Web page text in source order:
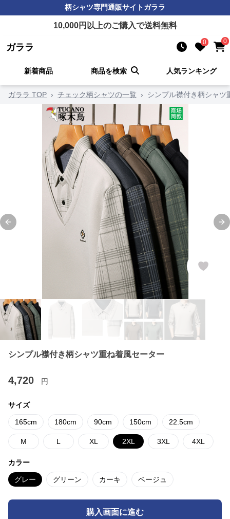
柄シャツ専門通販サイトガララ
10,000円以上のご購入で送料無料
ガララ 0 0
新着商品 商品を検索 人気ランキング
ガララ TOP › チェック柄シャツの一覧 › シンプル襟付き柄シャツ
Previous slide
シンプル襟付き柄シャツ重ね着風セーター
4,720 円
サイズ
165cm 180cm 90cm 150cm 22.5cm
M L XL 2XL 3XL 4XL
カラー
グレー グリーン カーキ ベージュ
購入画面に進む